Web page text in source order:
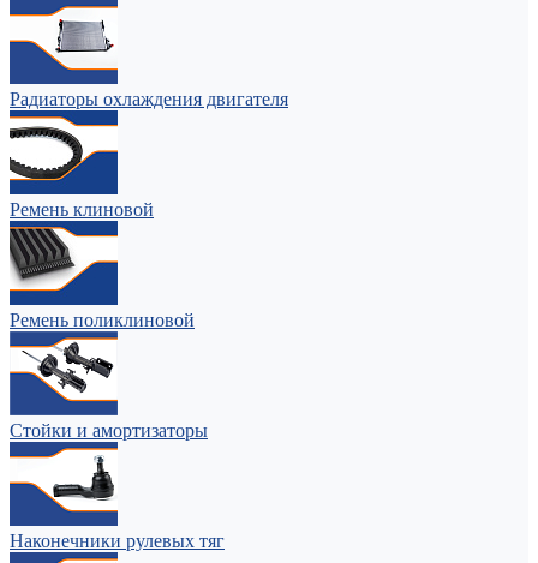
Радиаторы охлаждения двигателя
Ремень клиновой
Ремень поликлиновой
Стойки и амортизаторы
Наконечники рулевых тяг